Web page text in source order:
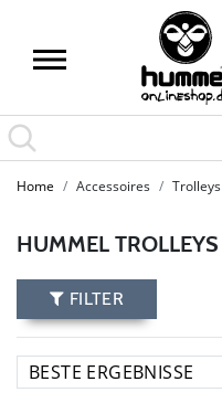
Home Accessoires Trolleys
HUMMEL
FILTER